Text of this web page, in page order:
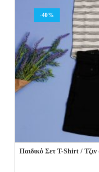
-40%
Παιδικό Σετ T-Shirt /